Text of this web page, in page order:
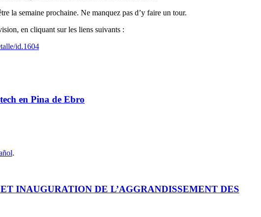
la semaine prochaine. Ne manquez pas d’y faire un tour.
en cliquant sur les liens suivants :
id.1604
en Pina de Ebro
.
INAUGURATION DE L’AGGRANDISSEMENT DES